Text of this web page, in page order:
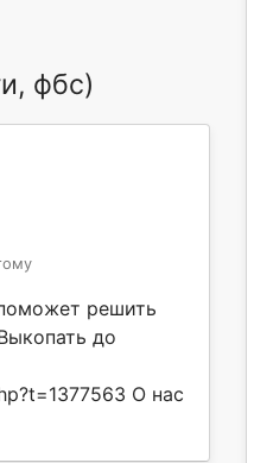
фбс)
решить
до
О нас